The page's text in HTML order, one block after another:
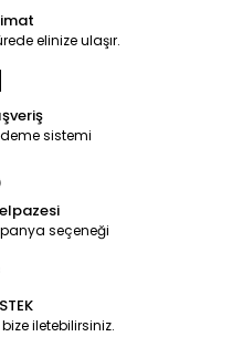
elinize ulaşır.
sistemi
seçeneği
iletebilirsiniz.